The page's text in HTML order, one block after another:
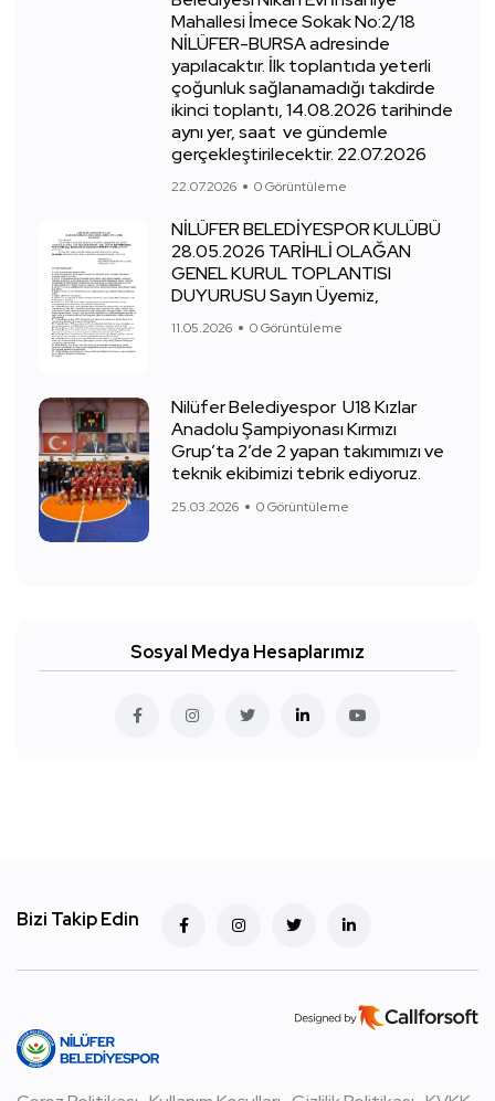
Mahallesi İmece Sokak No:2/18
NİLÜFER-BURSA adresinde
yapılacaktır. İlk toplantıda yeterli
çoğunluk sağlanamadığı takdirde
ikinci toplantı, 14.08.2026 tarihinde
aynı yer, saat ve gündemle
gerçekleştirilecektir. 22.07.2026
22.07.2026 0 Görüntüleme
NİLÜFER BELEDİYESPOR KULÜBÜ
28.05.2026 TARİHLİ OLAĞAN
GENEL KURUL TOPLANTISI
DUYURUSU Sayın Üyemiz,
11.05.2026 0 Görüntüleme
Nilüfer Belediyespor U18 Kızlar
Anadolu Şampiyonası Kırmızı
Grup’ta 2’de 2 yapan takımımızı ve
teknik ekibimizi tebrik ediyoruz.
25.03.2026 0 Görüntüleme
Sosyal Medya Hesaplarımız
Bizi Takip Edin